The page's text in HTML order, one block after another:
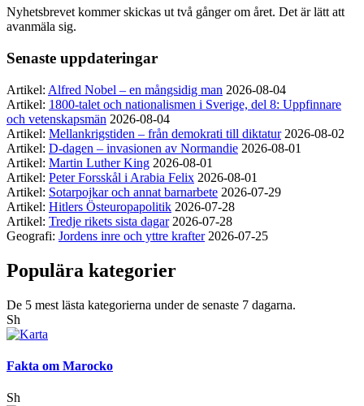
Nyhetsbrevet kommer skickas ut två gånger om året. Det är lätt att
avanmäla sig.
Senaste uppdateringar
Artikel: Alfred Nobel – en mångsidig man 2026-08-04
Artikel: 1800-talet och nationalismen i Sverige, del 8: Uppfinnare
och vetenskapsmän 2026-08-04
Artikel: Mellankrigstiden – från demokrati till diktatur 2026-08-02
Artikel: D-dagen – invasionen av Normandie 2026-08-01
Artikel: Martin Luther King 2026-08-01
Artikel: Peter Forsskål i Arabia Felix 2026-08-01
Artikel: Sotarpojkar och annat barnarbete 2026-07-29
Artikel: Hitlers Östeuropapolitik 2026-07-28
Artikel: Tredje rikets sista dagar 2026-07-28
Geografi: Jordens inre och yttre krafter 2026-07-25
Populära kategorier
De 5 mest lästa kategorierna under de senaste 7 dagarna.
Sh
Fakta om Marocko
Sh